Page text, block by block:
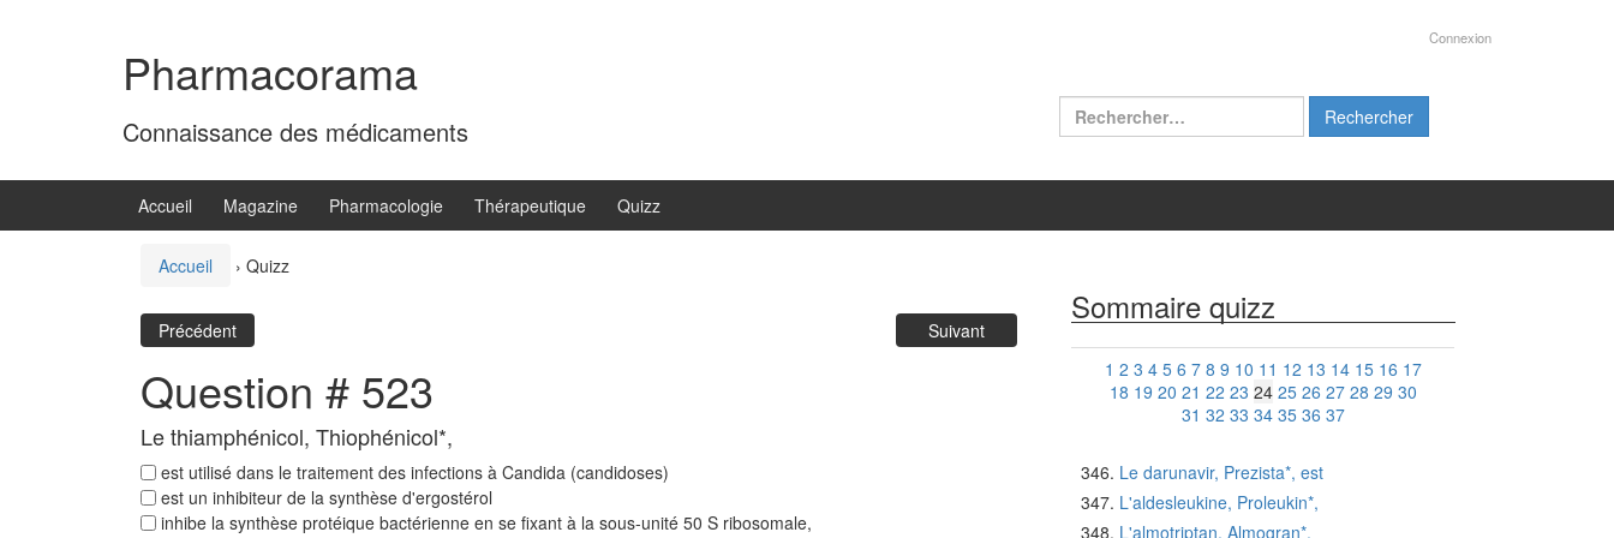
Pharmacorama
Connaissance des médicaments
Connexion
Rechercher :
Accueil Magazine Pharmacologie Thérapeutique Quizz
Accueil › Quizz
Précédent Suivant
Question # 523
Le thiamphénicol, Thiophénicol*,
est utilisé dans le traitement des infections à Candida (candidoses)
est un inhibiteur de la synthèse d'ergostérol
inhibe la synthèse protéique bactérienne en se fixant à la sous-unité 50 S ribosomale,
Sommaire quizz
1 2 3 4 5 6 7 8 9 10 11 12 13 14 15 16 17
18 19 20 21 22 23 24 25 26 27 28 29 30
31 32 33 34 35 36 37
Le darunavir, Prezista*, est
L'aldesleukine, Proleukin*,
L'almotriptan, Almogran*,